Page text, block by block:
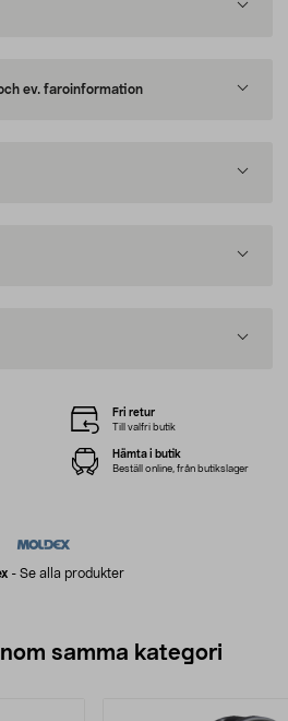
ev. faroinformation
- Se alla produkter
Fri retur
Till valfri butik
Hämta i butik
Beställ online, från butikslager
samma kategori